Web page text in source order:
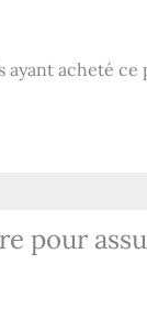
ayant acheté
pour